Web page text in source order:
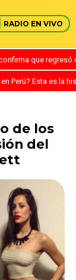
RADIO EN VIVO
que
Perú? Esta es la
de los
del